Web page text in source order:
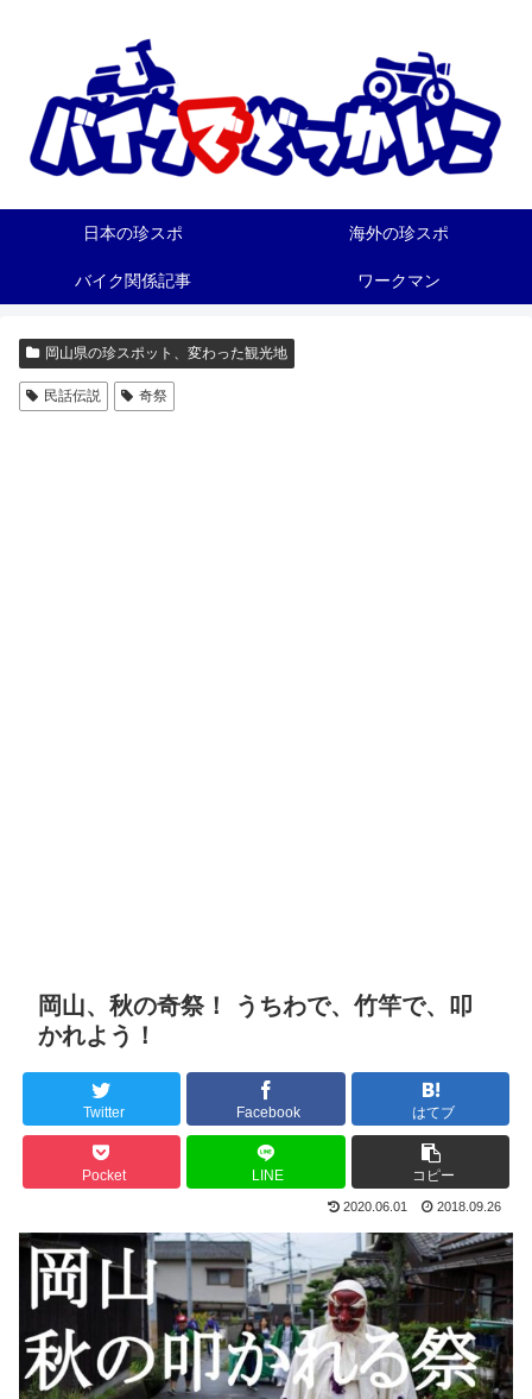
日本の珍スポ 海外の珍スポ
バイク関係記事 ワークマン
岡山県の珍スポット、変わった観光地
民話伝説 奇祭
岡山、秋の奇祭！ うちわで、竹竿で、叩
かれよう！
Twitter Facebook はてブ
Pocket LINE コピー
2020.06.01 2018.09.26